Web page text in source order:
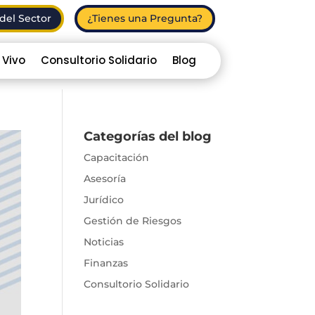
Sector ¿Tienes una Pregunta?
Consultorio Solidario Blog
Categorías del blog
Capacitación
Asesoría
Jurídico
Gestión de Riesgos
Noticias
Finanzas
Consultorio Solidario